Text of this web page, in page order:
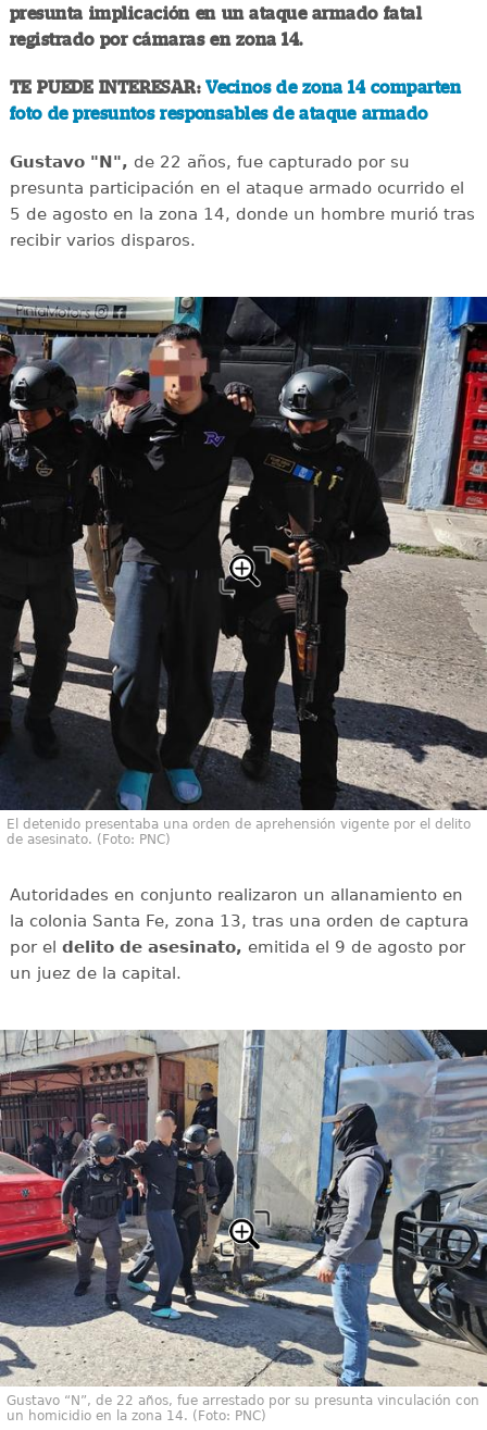
presunta implicación en un ataque armado fatal
registrado por cámaras en zona 14.
TE PUEDE INTERESAR:Vecinos de zona 14 comparten
foto de presuntos responsables de ataque armado
Gustavo "N", de 22 años, fue capturado por su
presunta participación en el ataque armado ocurrido el
5 de agosto en la zona 14, donde un hombre murió tras
recibir varios disparos.
El detenido presentaba una orden de aprehensión vigente por el delito
de asesinato. (Foto: PNC)
Autoridades en conjunto realizaron un allanamiento en
la colonia Santa Fe, zona 13, tras una orden de captura
por el delito de asesinato, emitida el 9 de agosto por
un juez de la capital.
Gustavo “N”, de 22 años, fue arrestado por su presunta vinculación con
un homicidio en la zona 14. (Foto: PNC)